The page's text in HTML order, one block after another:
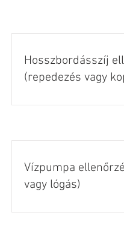
Hosszbordásszíj
(repedezés vagy
Vízpumpa
vagy lógás)